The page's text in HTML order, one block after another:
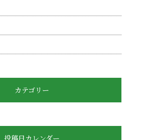
カテゴリー
投稿日カレンダー